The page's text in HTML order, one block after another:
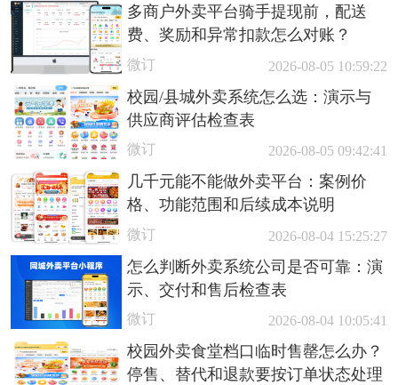
多商户外卖平台骑手提现前，配送
费、奖励和异常扣款怎么对账？
微订 2026-08-05 10:59:22
校园/县城外卖系统怎么选：演示与
供应商评估检查表
微订 2026-08-05 09:42:41
几千元能不能做外卖平台：案例价
格、功能范围和后续成本说明
微订 2026-08-04 15:25:27
怎么判断外卖系统公司是否可靠：演
示、交付和售后检查表
微订 2026-08-04 10:05:41
校园外卖食堂档口临时售罄怎么办？
停售、替代和退款要按订单状态处理